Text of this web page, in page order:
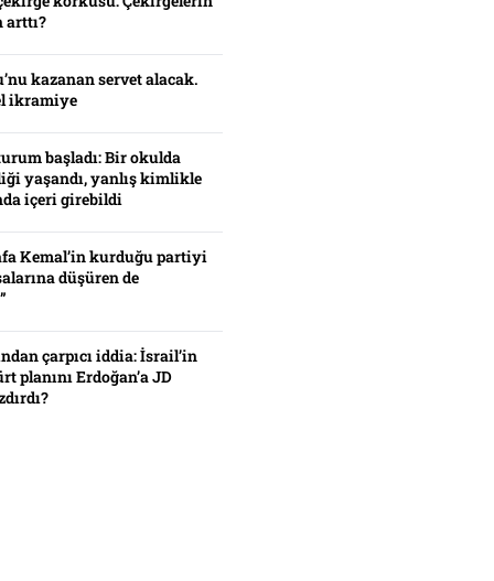
arttı?
kazanan servet alacak.
ikramiye
başladı: Bir okulda
yaşandı, yanlış kimlikle
içeri girebildi
Kemal’in kurduğu partiyi
düşüren de
çarpıcı iddia: İsrail’in
planını Erdoğan’a JD